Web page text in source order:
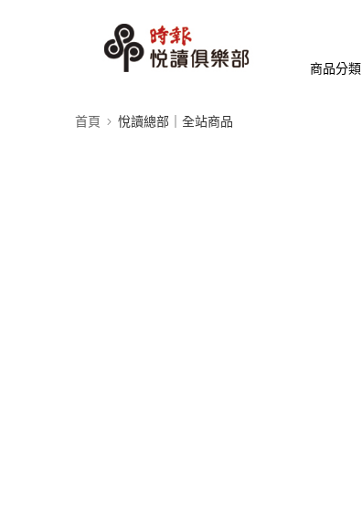
商品分類
首頁 悅讀總部｜全站商品